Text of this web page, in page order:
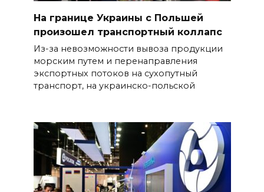
На границе Украины с Польшей
произошел транспортный коллапс
Из-за невозможности вывоза продукции
морским путем и перенаправления
экспортных потоков на сухопутный
транспорт, на украинско-польской